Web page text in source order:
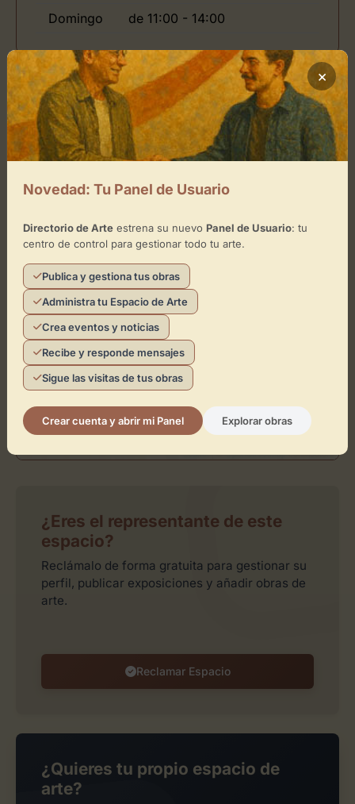
Domingo de 11:00 - 14:00
Ubicación de Seville Art Gallery
Cómo llegar
Seville Art Gallery
×
−
Leaflet| ©OpenStreetMapcontributors
Toca el mapa para interactuar
Activar Mapa
¿Eres el representante de este
espacio?
Reclámalo de forma gratuita para gestionar su
perfil, publicar exposiciones y añadir obras de
arte.
Reclamar Espacio
¿Quieres tu propio espacio de
arte?
×
Novedad: Tu Panel de Usuario
Directorio de Arteestrena su nuevo Panel de Usuario: tu
centro de control para gestionar todo tu arte.
Publica y gestiona tus obras
Administra tu Espacio de Arte
Crea eventos y noticias
Recibe y responde mensajes
Sigue las visitas de tus obras
Crear cuenta y abrir mi Panel Explorar obras